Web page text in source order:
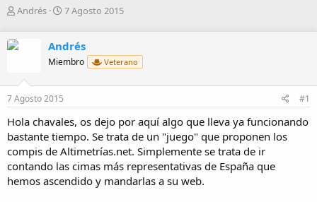
A
o
Andrés
F
h
a
e
i
c
i
o
7 Agosto 2015
Andrés
Miembro Veterano
7 Agosto 2015 #1
Hola chavales, os dejo por aquí algo que lleva ya funcionando
bastante tiempo. Se trata de un "juego" que proponen los
compis de Altimetrías.net. Simplemente se trata de ir
contando las cimas más representativas de España que
hemos ascendido y mandarlas a su web.